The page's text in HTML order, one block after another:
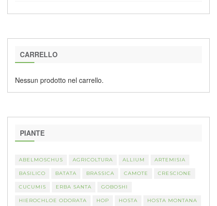
CARRELLO
Nessun prodotto nel carrello.
PIANTE
ABELMOSCHUS AGRICOLTURA ALLIUM ARTEMISIA
BASILICO BATATA BRASSICA CAMOTE CRESCIONE
CUCUMIS ERBA SANTA GOBOSHI
HIEROCHLOE ODORATA HOP HOSTA HOSTA MONTANA